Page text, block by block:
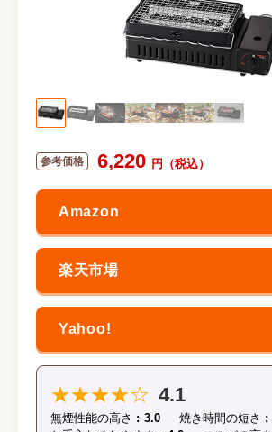
6,220
★★★★☆ 4.1
無煙性能の高さ 3.0 焼き時間の短さ